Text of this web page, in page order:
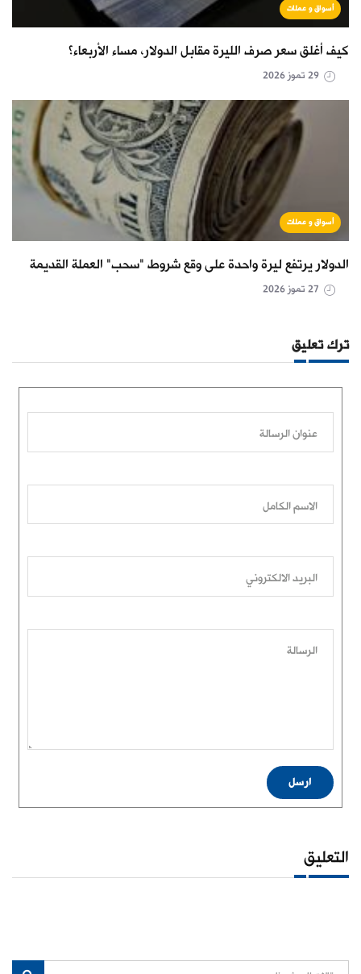
أسواق و عملات
كيف أغلق سعر صرف الليرة مقابل الدولار، مساء الأربعاء؟
أسواق و عملات
الدولار يرتفع ليرة واحدة على وقع شروط "سحب" العملة القديمة
ترك تعليق
عنوان الرسالة
الاسم الكامل
البريد الالكتروني
الرسالة
ارسل
التعليق